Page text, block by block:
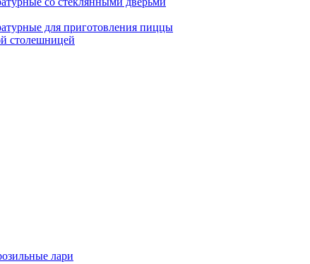
для приготовления пиццы
столешницей
лари